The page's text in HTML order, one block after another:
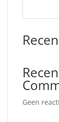
Geen